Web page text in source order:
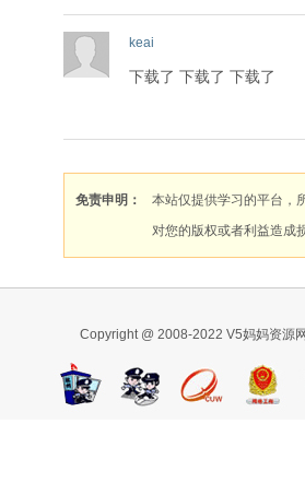
keai
下载了 下载了 下载了
免责申明：
本站仅提供学习的平台，
对您的版权或者利益造成
Copyright @ 2008-2022 V5妈妈资源